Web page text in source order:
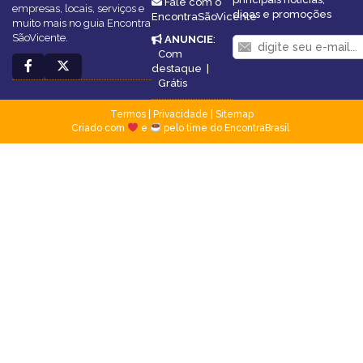
empresas, locais, serviços e
muito mais no guia Encontra
SãoVicente.
EncontraSãoVicente
ANUNCIE:
Com
destaque
Grátis
dicas e promoções
Termos| Privacidade
Sitemap
Criado com
e pelo time do EncontraBrasil